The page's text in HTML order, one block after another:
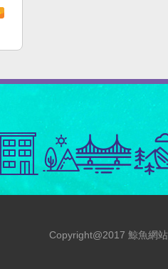
Copyright@2017 鯨魚網